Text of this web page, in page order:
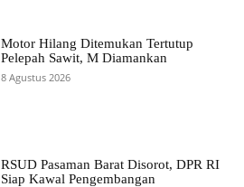
Motor Hilang Ditemukan Tertutup
Pelepah Sawit, M Diamankan
8 Agustus 2026
RSUD Pasaman Barat Disorot, DPR RI
Siap Kawal Pengembangan